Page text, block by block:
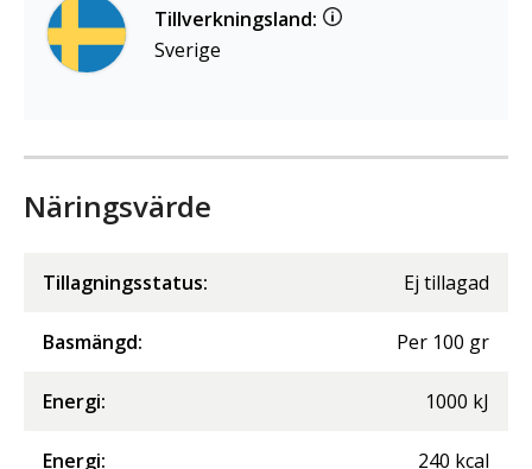
Tillverkningsland:
Sverige
Näringsvärde
Tillagningsstatus: Ej tillagad
Basmängd: Per 100 gr
Energi: 1000 kJ
Energi: 240 kcal